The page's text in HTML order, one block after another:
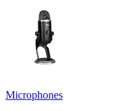
Microphones